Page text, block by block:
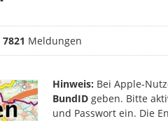
7821 Meldungen
Hinweis: Bei Apple-
BundID geben. Bitte
und Passwort ein. Die